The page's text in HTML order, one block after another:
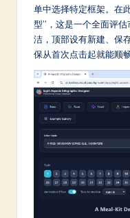
单中选择特定框架。在
型”，这是一个全面评
洁，顶部设有新建、保
保从首次点击起就能顺畅